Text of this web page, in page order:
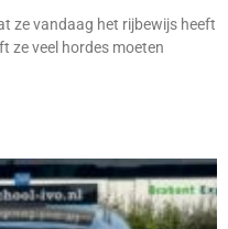
ze vandaag het rijbewijs heeft
ze veel hordes moeten